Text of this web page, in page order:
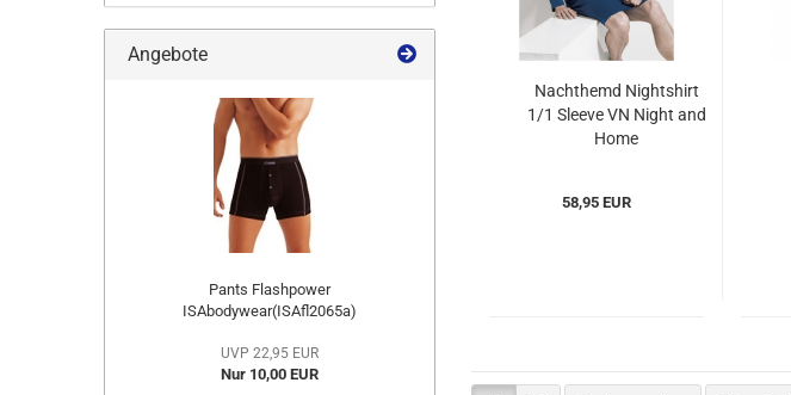
Nachthemd Nightshirt
1/1 Sleeve VN Night and
Home
58,95 EUR
Angebote
Pants Flashpower
ISAbodywear(ISAfl2065a)
UVP 22,95 EUR
Nur 10,00 EUR